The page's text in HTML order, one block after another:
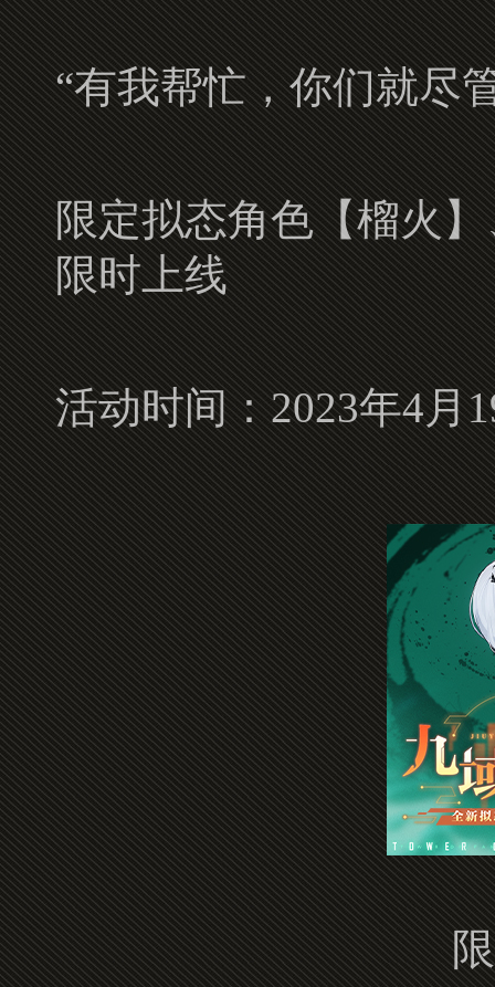
“有我帮忙，你们就尽
限定拟态角色【榴火
限时上线
活动时间：2023年4月